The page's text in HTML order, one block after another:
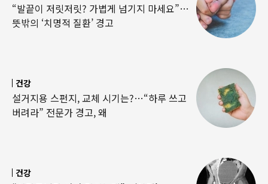
“발끝이 저릿저릿? 가볍게 넘기지 마세요”…
뜻밖의 ‘치명적 질환’ 경고
건강
설거지용 스펀지, 교체 시기는?…“하루 쓰고
버려라” 전문가 경고, 왜
건강